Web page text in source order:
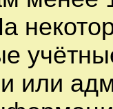
или